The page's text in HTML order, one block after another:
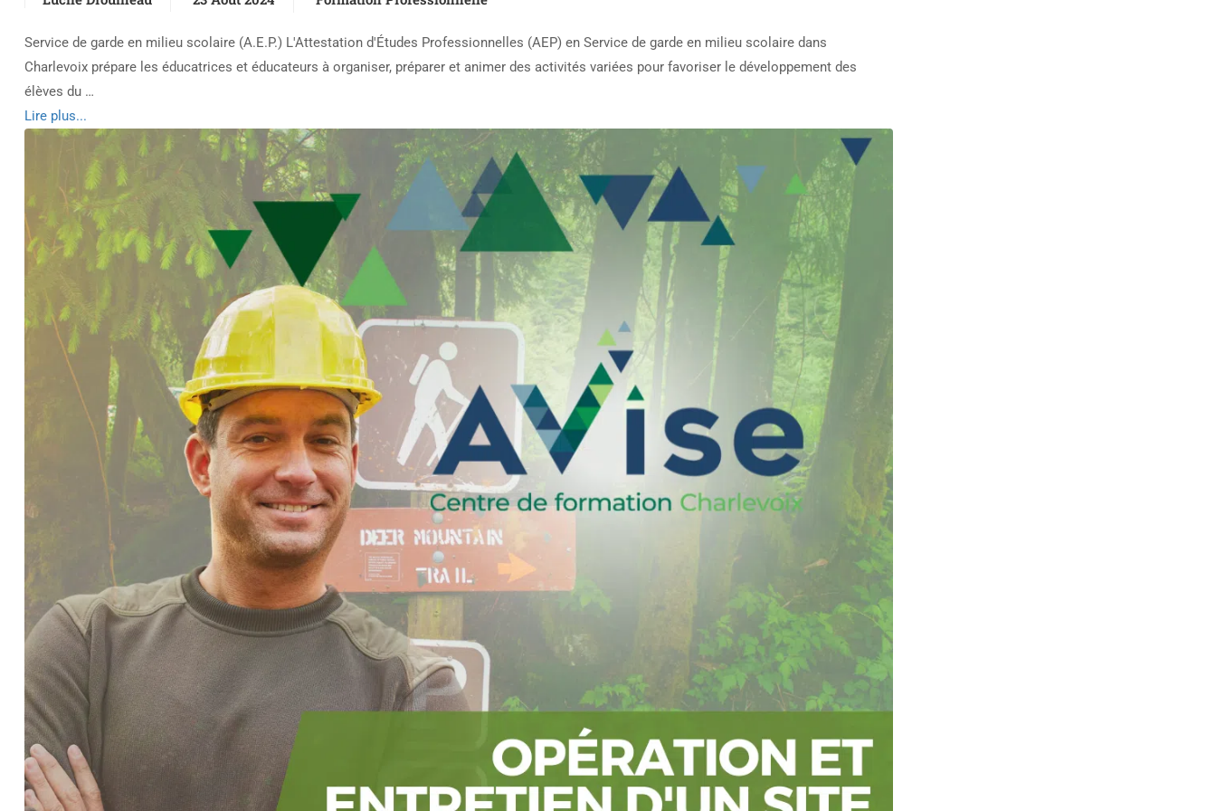
Service de garde en milieu scolaire (A.E.P.) L'Attestation d'Études Professionnelles (AEP) en Service de garde en milieu scolaire dans
Charlevoix prépare les éducatrices et éducateurs à organiser, préparer et animer des activités variées pour favoriser le développement des
élèves du …
Read
Service
de
garde
en
scolaire
(A.E.P.)
Lire plus...